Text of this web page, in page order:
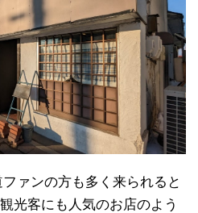
ァンの方も多く来られると
光客にも人気のお店のよう